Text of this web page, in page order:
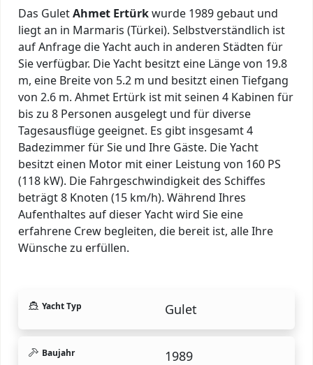
Das GuletAhmet Ertürkwurde 1989 gebaut und
liegt an in Marmaris (Türkei). Selbstverständlich ist
auf Anfrage die Yacht auch in anderen Städten für
Sie verfügbar. Die Yacht besitzt eine Länge von 19.8
m, eine Breite von 5.2 m und besitzt einen Tiefgang
von 2.6 m. Ahmet Ertürk ist mit seinen 4 Kabinen für
bis zu 8 Personen ausgelegt und für diverse
Tagesausflüge geeignet. Es gibt insgesamt 4
Badezimmer für Sie und Ihre Gäste. Die Yacht
besitzt einen Motor mit einer Leistung von 160 PS
(118 kW). Die Fahrgeschwindigkeit des Schiffes
beträgt 8 Knoten (15 km/h). Während Ihres
Aufenthaltes auf dieser Yacht wird Sie eine
erfahrene Crew begleiten, die bereit ist, alle Ihre
Wünsche zu erfüllen.
Yacht Typ Gulet
Baujahr 1989